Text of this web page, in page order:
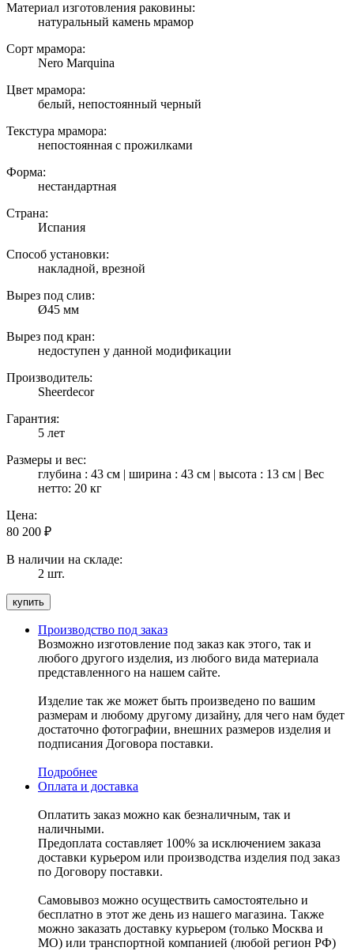
Материал изготовления раковины:
натуральный камень мрамор
Сорт мрамора:
Nero Marquina
Цвет мрамора:
белый, непостоянный черный
Текстура мрамора:
непостоянная с прожилками
Форма:
нестандартная
Страна:
Испания
Способ установки:
накладной, врезной
Вырез под слив:
Ø45 мм
Вырез под кран:
недоступен у данной модификации
Производитель:
Sheerdecor
Гарантия:
5 лет
Размеры и вес:
глубина : 43 см | ширина : 43 см | высота : 13 см | Вес
нетто: 20 кг
Цена:
80 200 ₽
В наличии на складе:
2 шт.
Производство под заказ
Возможно изготовление под заказ как этого, так и
любого другого изделия, из любого вида материала
представленного на нашем сайте.
Изделие так же может быть произведено по вашим
размерам и любому другому дизайну, для чего нам будет
достаточно фотографии, внешних размеров изделия и
подписания Договора поставки.
Подробнее
Оплата и доставка
Оплатить заказ можно как безналичным, так и
наличными.
Предоплата составляет 100% за исключением заказа
доставки курьером или производства изделия под заказ
по Договору поставки.
Самовывоз можно осуществить самостоятельно и
бесплатно в этот же день из нашего магазина. Также
можно заказать доставку курьером (только Москва и
МО) или транспортной компанией (любой регион РФ)